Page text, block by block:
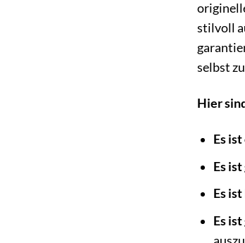
stilvoll
selbst
Hier
Es
Es
Es
Es